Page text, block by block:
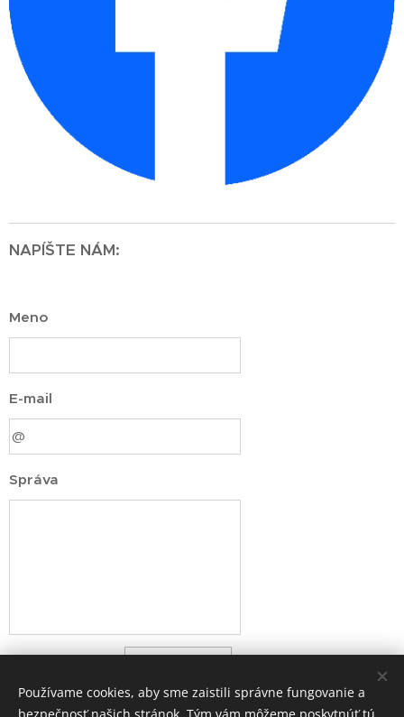
NAPÍŠTE NÁM:
Meno
E-mail
Správa
Používame cookies, aby sme zaistili správne fungovanie a